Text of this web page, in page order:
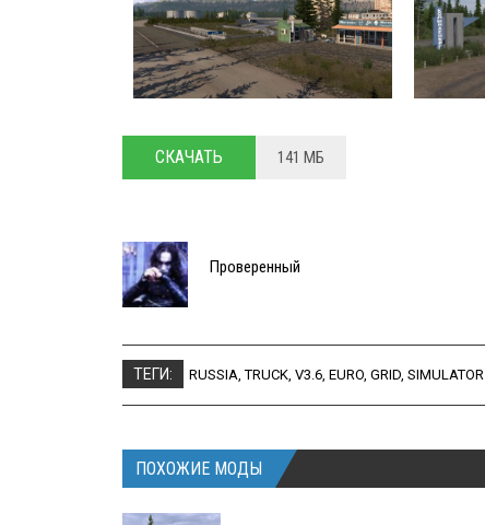
СКАЧАТЬ 141 МБ
Проверенный
ТЕГИ: RUSSIA,TRUCK, V3.6, EURO, GRID, SIMULATOR
ПОХОЖИЕ МОДЫ